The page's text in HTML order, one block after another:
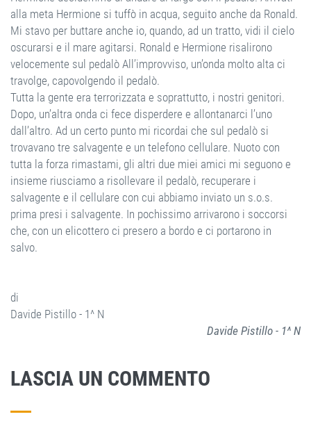
alla meta Hermione si tuffò in acqua, seguito anche da Ronald.
Mi stavo per buttare anche io, quando, ad un tratto, vidi il cielo
oscurarsi e il mare agitarsi. Ronald e Hermione risalirono
velocemente sul pedalò All’improvviso, un’onda molto alta ci
travolge, capovolgendo il pedalò.
Tutta la gente era terrorizzata e soprattutto, i nostri genitori.
Dopo, un’altra onda ci fece disperdere e allontanarci l’uno
dall’altro. Ad un certo punto mi ricordai che sul pedalò si
trovavano tre salvagente e un telefono cellulare. Nuoto con
tutta la forza rimastami, gli altri due miei amici mi seguono e
insieme riusciamo a risollevare il pedalò, recuperare i
salvagente e il cellulare con cui abbiamo inviato un s.o.s.
prima presi i salvagente. In pochissimo arrivarono i soccorsi
che, con un elicottero ci presero a bordo e ci portarono in
salvo.
di
Davide Pistillo - 1^ N
Davide Pistillo - 1^ N
LASCIA UN COMMENTO